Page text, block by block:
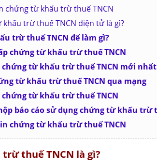
chứng từ khấu trừ thuế TNCN
khấu trừ thuế TNCN điện tử là gì?
trừ thuế TNCN để làm gì?
chứng từ khấu trừ thuế TNCN
chứng từ khấu trừ thuế TNCN mới nhất
từ khấu trừ thuế TNCN qua mạng
chứng từ khấu trừ thuế TNCN
báo cáo sử dụng chứng từ khấu trừ
chứng từ khấu trừ thuế TNCN
thuế TNCN là gì?